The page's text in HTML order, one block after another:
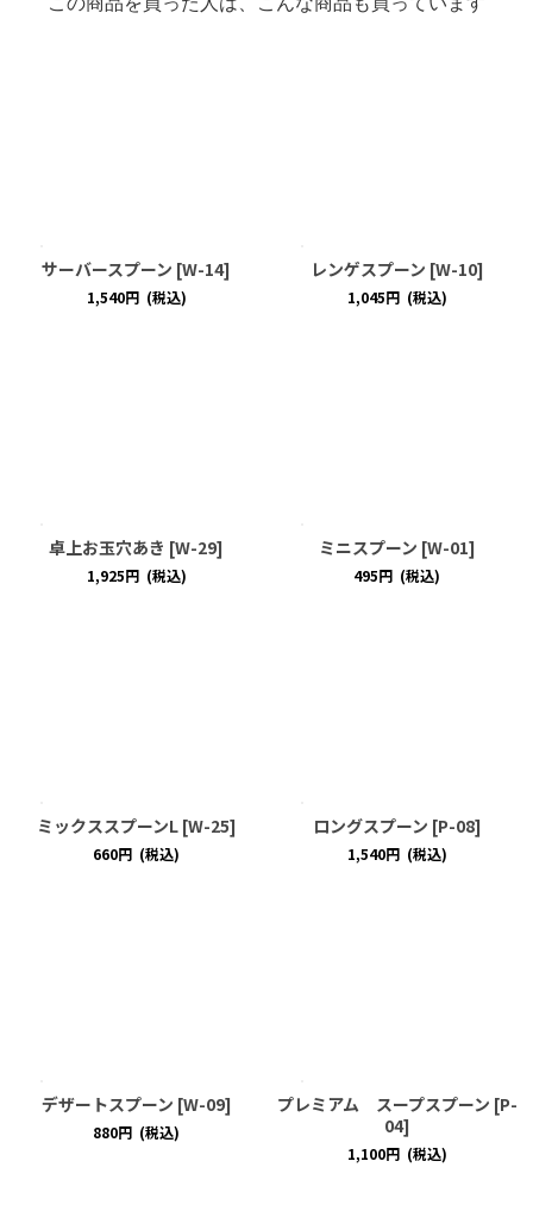
この商品を買った人は、こんな商品も買っています
サーバースプーン [W-14]
1,540円 (税込)
レンゲスプーン [W-10]
1,045円 (税込)
卓上お玉穴あき [W-29]
1,925円 (税込)
ミニスプーン [W-01]
495円 (税込)
ミックススプーンL [W-25]
660円 (税込)
ロングスプーン [P-08]
1,540円 (税込)
デザートスプーン [W-09]
880円 (税込)
プレミアム スープスプーン [P-
04]
1,100円 (税込)